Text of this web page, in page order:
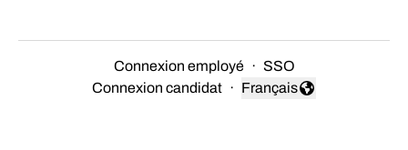
Connexion employé · SSO
Connexion candidat ·
Changer la langue
Français